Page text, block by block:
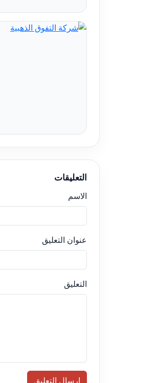
التعليقات
الاسم
عنوان التعليق
التعليق
إرسال التعليق